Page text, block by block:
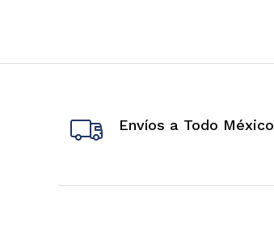
Sedimentos (17)
Envíos a Todo México